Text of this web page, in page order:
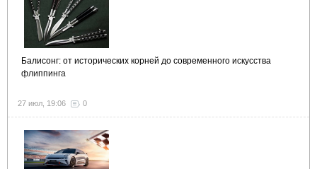
Балисонг: от исторических корней до современного искусства
флиппинга
27 июл, 19:06 0